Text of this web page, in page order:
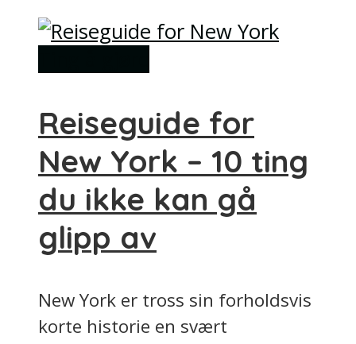
Reiseguide for
New York – 10 ting
du ikke kan gå
glipp av
New York er tross sin forholdsvis
korte historie en svært